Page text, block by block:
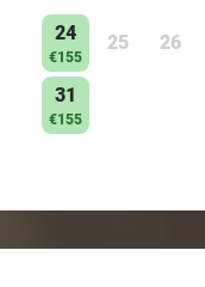
24
€155
25 26
31
€155